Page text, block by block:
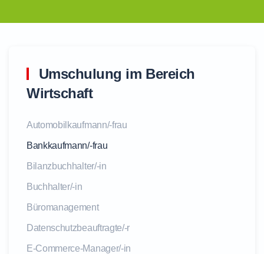
Umschulung im Bereich
Wirtschaft
Automobilkaufmann/-frau
Bankkaufmann/-frau
Bilanzbuchhalter/-in
Buchhalter/-in
Büromanagement
Datenschutzbeauftragte/-r
E-Commerce-Manager/-in